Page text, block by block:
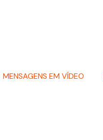
MENSAGENS EM VÍDEO